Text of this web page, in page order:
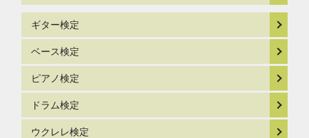
ギター検定
ベース検定
ピアノ検定
ドラム検定
ウクレレ検定